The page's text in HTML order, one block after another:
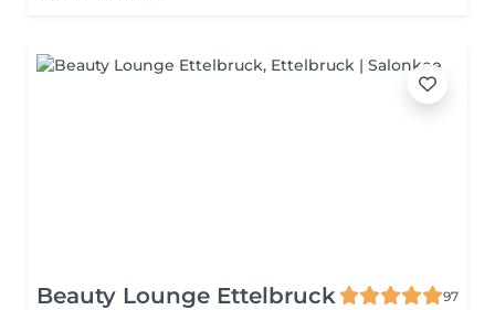
Beauty Lounge Ettelbruck
97